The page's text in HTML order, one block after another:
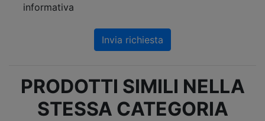
informativa
Invia richiesta
PRODOTTI SIMILI NELLA
STESSA CATEGORIA